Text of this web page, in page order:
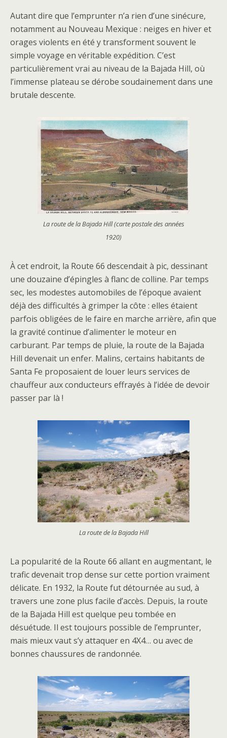
Autant dire que l’emprunter n’a rien d’une sinécure,
notamment au Nouveau Mexique : neiges en hiver et
orages violents en été y transforment souvent le
simple voyage en véritable expédition. C’est
particulièrement vrai au niveau de la Bajada Hill, où
l’immense plateau se dérobe soudainement dans une
brutale descente.
La route de la Bajada Hill (carte postale des années
1920)
À cet endroit, la Route 66 descendait à pic, dessinant
une douzaine d’épingles à flanc de colline. Par temps
sec, les modestes automobiles de l’époque avaient
déjà des difficultés à grimper la côte : elles étaient
parfois obligées de le faire en marche arrière, afin que
la gravité continue d’alimenter le moteur en
carburant. Par temps de pluie, la route de la Bajada
Hill devenait un enfer. Malins, certains habitants de
Santa Fe proposaient de louer leurs services de
chauffeur aux conducteurs effrayés à l’idée de devoir
passer par là !
La route de la Bajada Hill
La popularité de la Route 66 allant en augmentant, le
trafic devenait trop dense sur cette portion vraiment
délicate. En 1932, la Route fut détournée au sud, à
travers une zone plus facile d’accès. Depuis, la route
de la Bajada Hill est quelque peu tombée en
désuétude. Il est toujours possible de l’emprunter,
mais mieux vaut s’y attaquer en 4X4… ou avec de
bonnes chaussures de randonnée.